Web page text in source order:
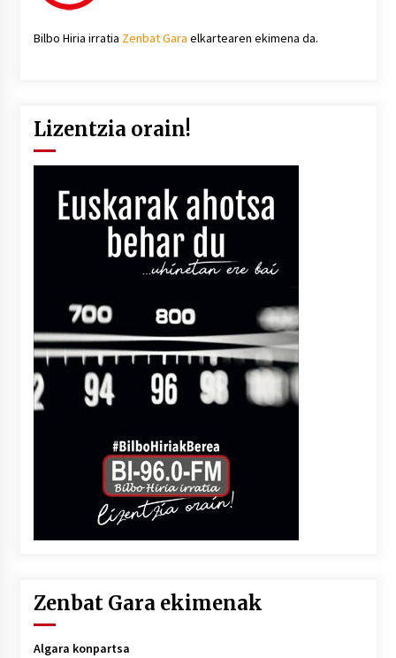
Bilbo Hiria irratia Zenbat Gara elkartearen ekimena da.
Lizentzia orain!
Zenbat Gara ekimenak
Algara konpartsa